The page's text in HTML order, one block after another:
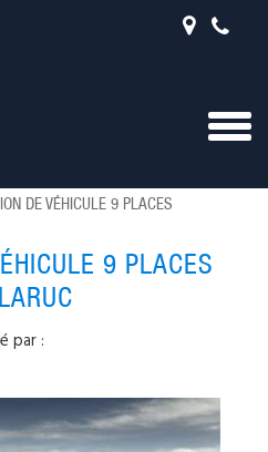
DE VÉHICULE 9 PLACES
9 PLACES
par :